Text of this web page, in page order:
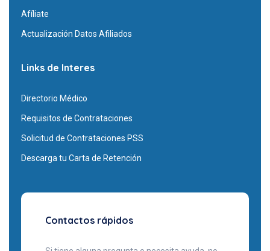
Afíliate
Actualización Datos Afiliados
Links de Interes
Directorio Médico
Requisitos de Contrataciones
Solicitud de Contrataciones PSS
Descarga tu Carta de Retención
Contactos rápidos